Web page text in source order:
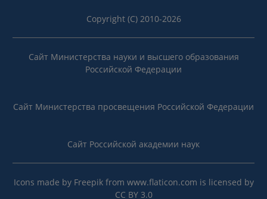
Copyright (C) 2010-2026
Сайт Министерства науки и высшего образования
Российской Федерации
Сайт Министерства просвещения Российской Федерации
Сайт Российской академии наук
Icons made by Freepikfrom www.flaticon.com is licensed by
CC BY 3.0